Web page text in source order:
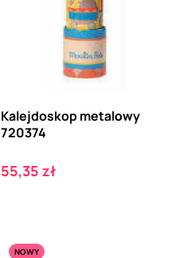
Kalejdoskop metalowy
720374
Cena
55,35 zł
NOWY